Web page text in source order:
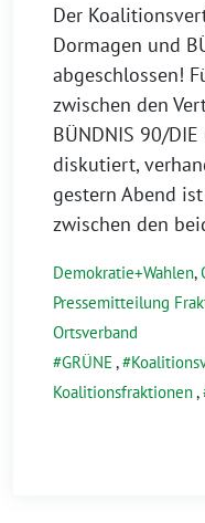
Der
Dormagen und
abgeschlossen!
zwischen den
BÜNDNIS 90/
diskutiert,
gestern Abend
zwischen den
Demokratie+Wahlen,
Pressemitteilung
Ortsverband
GRÜNE ,
Koalitionsfraktionen,